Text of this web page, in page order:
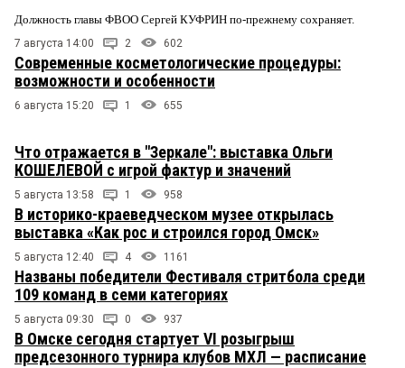
Должность главы ФВОО Сергей КУФРИН по-прежнему сохраняет.
7 августа 14:00 2 602
Современные косметологические процедуры:
возможности и особенности
6 августа 15:20 1 655
Что отражается в "Зеркале": выставка Ольги
КОШЕЛЕВОЙ с игрой фактур и значений
5 августа 13:58 1 958
В историко-краеведческом музее открылась
выставка «Как рос и строился город Омск»
5 августа 12:40 4 1161
Названы победители Фестиваля стритбола среди
109 команд в семи категориях
5 августа 09:30 0 937
В Омске сегодня стартует VI розыгрыш
предсезонного турнира клубов МХЛ — расписание